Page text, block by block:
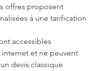
offres proposent
à une tarification
accessibles
et ne peuvent
devis classique